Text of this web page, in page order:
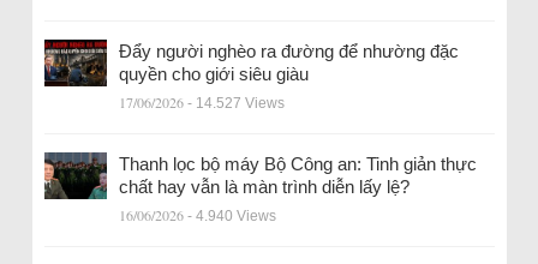
Đẩy người nghèo ra đường để nhường đặc
quyền cho giới siêu giàu
17/06/2026 - 14.527 Views
Thanh lọc bộ máy Bộ Công an: Tinh giản thực
chất hay vẫn là màn trình diễn lấy lệ?
16/06/2026 - 4.940 Views